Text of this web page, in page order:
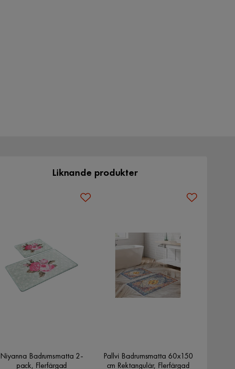
Liknande produkter
Niyanna Badrumsmatta 2-
pack, Flerfärgad
Pallvi Badrumsmatta 60x150
cm Rektangulär, Flerfärgad